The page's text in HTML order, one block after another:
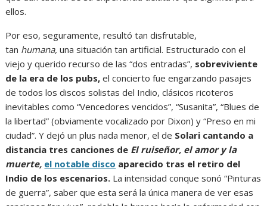
ellos.
Por eso, seguramente, resultó tan disfrutable,
tan humana, una situación tan artificial. Estructurado con el
viejo y querido recurso de las “dos entradas”, sobreviviente
de la era de los pubs, el concierto fue engarzando pasajes
de todos los discos solistas del Indio, clásicos ricoteros
inevitables como “Vencedores vencidos”, “Susanita”, “Blues de
la libertad” (obviamente vocalizado por Dixon) y “Preso en mi
ciudad”. Y dejó un plus nada menor, el de Solari cantando a
distancia tres canciones de El ruiseñor, el amor y la
muerte, el notable disco aparecido tras el retiro del
Indio de los escenarios. La intensidad conque sonó “Pinturas
de guerra”, saber que esta será la única manera de ver esas